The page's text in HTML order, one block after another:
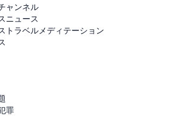
ャンネル
ニュース
トラベルメディテーション
罪